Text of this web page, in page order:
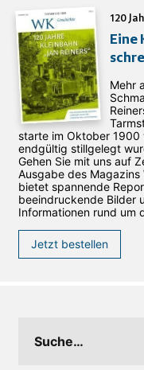
120
Eine
Mehr
starte im Oktober 1900
endgültig stillgelegt
Gehen Sie mit uns auf
Ausgabe des ­Magazins
bietet spannende
beeindruckende Bilder
Informationen rund um
Jetzt bestellen